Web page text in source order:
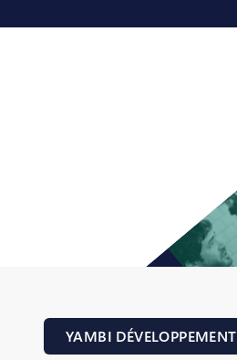
YAMBI DÉVELOPPEMENT